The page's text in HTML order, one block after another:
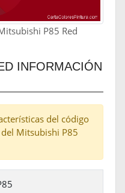
P85 Red
INFORMACIÓN
del código
Mitsubishi P85